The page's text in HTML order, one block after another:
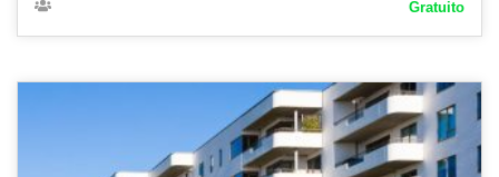
Gratuito